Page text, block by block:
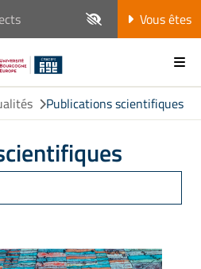
Vous êtes
Publications scientifiques